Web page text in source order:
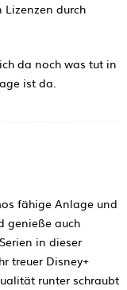
durch
da noch was tut in
ist da.
fähige Anlage und
genieße auch
in dieser
treuer Disney+
runter schraubt